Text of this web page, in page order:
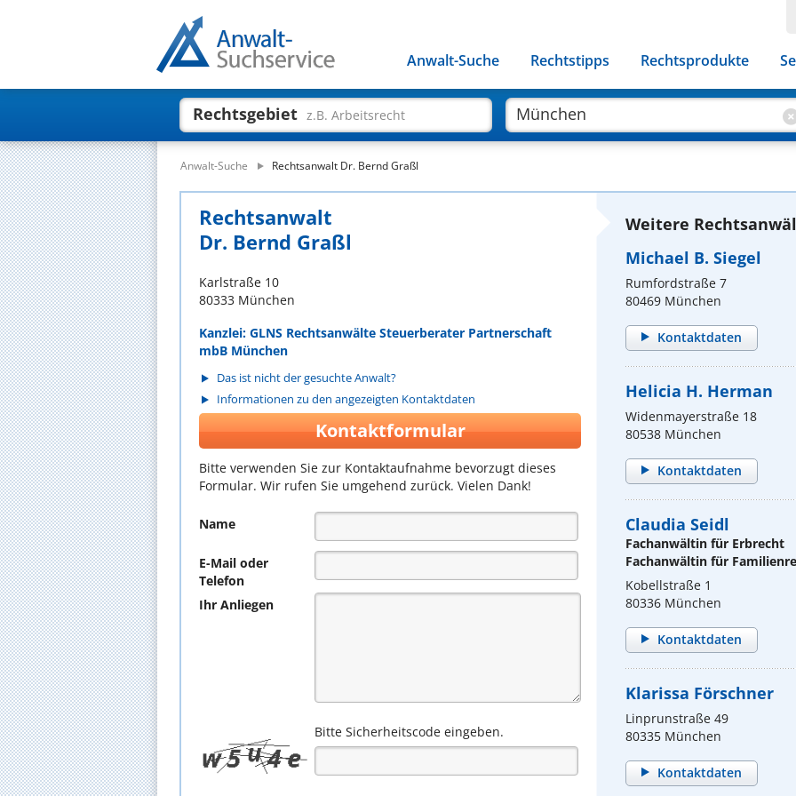
Anwalt-Suche Rechtstipps Rechtsprodukte
Rechtsgebiet z.B. Arbeitsrecht
Anwalt-Suche Rechtsanwalt Dr. Bernd Graßl
Rechtsanwalt
Dr. Bernd Graßl
Karlstraße 10
80333 München
Kanzlei: GLNS Rechtsanwälte Steuerberater Partnerschaft
mbB München
Das ist nicht der gesuchte Anwalt?
Informationen zu den angezeigten Kontaktdaten
Kontaktformular
Bitte verwenden Sie zur Kontaktaufnahme bevorzugt dieses
Formular. Wir rufen Sie umgehend zurück. Vielen Dank!
Name
E-Mail oder
Telefon
Ihr Anliegen
Bitte Sicherheitscode eingeben.
Weitere
Michael B. Siegel
Rumfordstraße 7
80469 München
Kontaktdaten
Helicia H. Herman
Widenmayerstraße 18
80538 München
Kontaktdaten
Claudia Seidl
Fachanwältin für Erbrecht
Fachanwältin für
Kobellstraße 1
80336 München
Kontaktdaten
Klarissa Förschner
Linprunstraße 49
80335 München
Kontaktdaten